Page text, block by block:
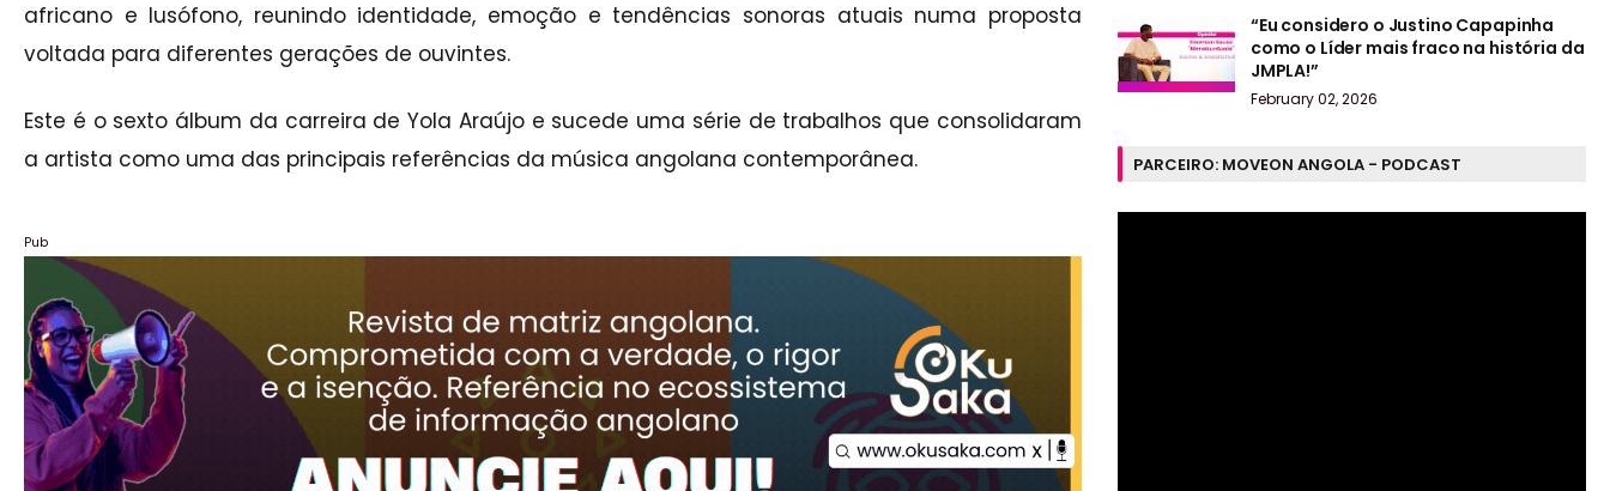
africano e lusófono, reunindo identidade, emoção e tendências sonoras atuais numa proposta
voltada para diferentes gerações de ouvintes.
Este é o sexto álbum da carreira de Yola Araújo e sucede uma série de trabalhos que consolidaram
a artista como uma das principais referências da música angolana contemporânea.
Pub
“Eu considero o Justino Capapinha
como o Líder mais fraco na história da
JMPLA!”
February 02, 2026
PARCEIRO: MOVEON ANGOLA - PODCAST